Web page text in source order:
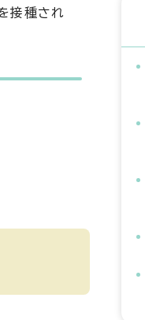
接種され